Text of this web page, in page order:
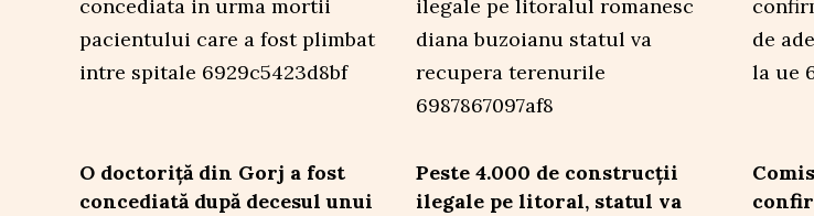
O doctoriță din Gorj a fost
concediată după decesul unui
Peste 4.000 de construcții
ilegale pe litoral, statul va